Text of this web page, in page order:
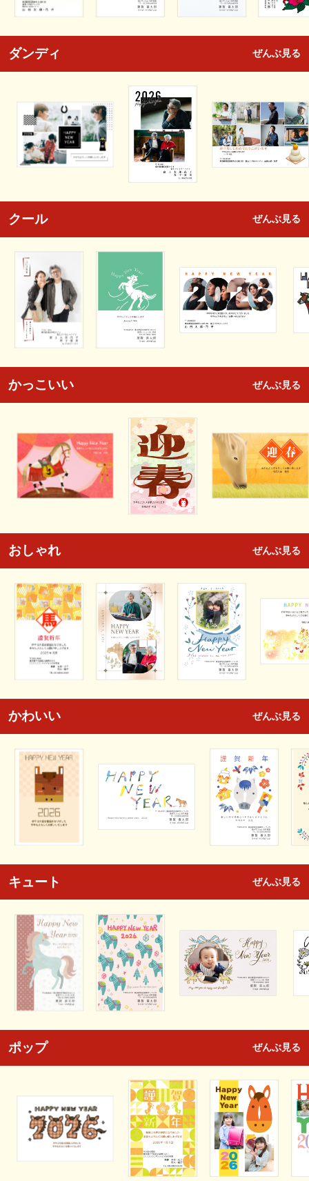
ダンディ ぜんぶ見る
クール ぜんぶ見る
かっこいい ぜんぶ見る
おしゃれ ぜんぶ見る
かわいい ぜんぶ見る
キュート ぜんぶ見る
ポップ ぜんぶ見る